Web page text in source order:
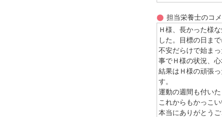
担当栄養士のコ
Ｈ様、長かった様
した。目標の日ま
不安だらけで始ま
事でＨ様の状況、
結果はＨ様の頑張
す。
運動の週間も付い
これからもかっこ
本当にありがとう